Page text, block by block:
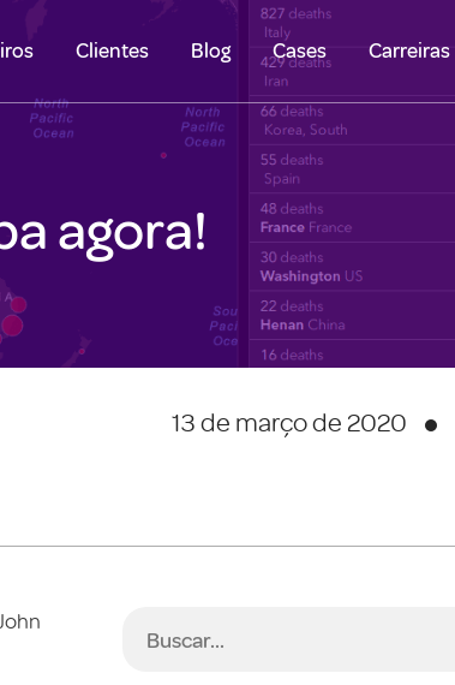
Clientes Blog Cases Carreiras
agora!
13 de março de 2020